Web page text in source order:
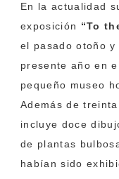
En la actualidad
exposición “To
el pasado otoño
presente año en
pequeño museo
Además de
incluye doce
de plantas
habían sido